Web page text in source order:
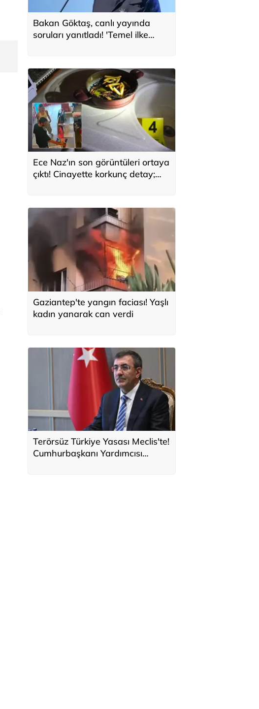
Bakan Göktaş, canlı yayında
soruları yanıtladı! 'Temel ilke
Ece Naz'ın son görüntüleri ortaya
çıktı! Cinayette korkunç detay;
Gaziantep'te yangın faciası! Yaşlı
kadın yanarak can verdi
Terörsüz Türkiye Yasası Meclis'te!
Cumhurbaşkanı Yardımcısı